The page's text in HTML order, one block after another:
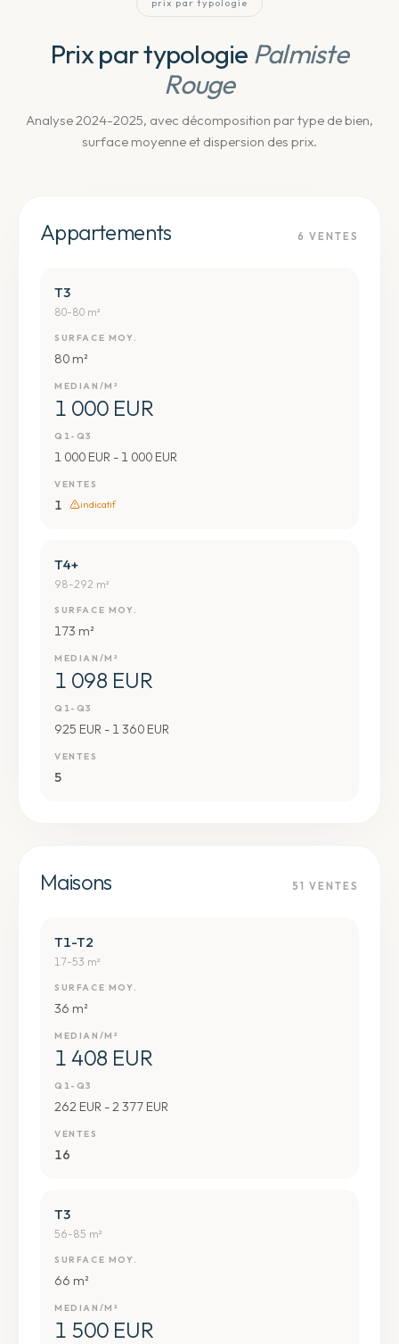
prix par typologie
Prix par typologie Palmiste
Rouge
Analyse 2024-2025, avec décomposition par type de bien,
surface moyenne et dispersion des prix.
Appartements 6 VENTES
T3
80-80 m²
SURFACE MOY.
80 m²
MEDIAN/M²
1 000 EUR
Q1-Q3
1 000 EUR - 1 000 EUR
VENTES
1 indicatif
T4+
98-292 m²
SURFACE MOY.
173 m²
MEDIAN/M²
1 098 EUR
Q1-Q3
925 EUR - 1 360 EUR
VENTES
5
Maisons 51 VENTES
T1-T2
17-53 m²
SURFACE MOY.
36 m²
MEDIAN/M²
1 408 EUR
Q1-Q3
262 EUR - 2 377 EUR
VENTES
16
T3
56-85 m²
SURFACE MOY.
66 m²
MEDIAN/M²
1 500 EUR